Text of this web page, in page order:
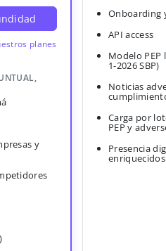
planes
y
Onboarding
API access
Modelo PEP
1-2026 SBP)
Noticias
Carga por
PEP y
Presencia
enriquecidos